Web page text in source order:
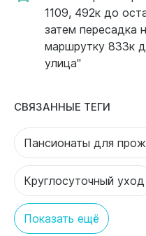
1109, 492к до
затем пересадка
маршрутку 833к
улица"
СВЯЗАННЫЕ ТЕГИ
Пансионаты для
Круглосуточный уход
Показать ещё